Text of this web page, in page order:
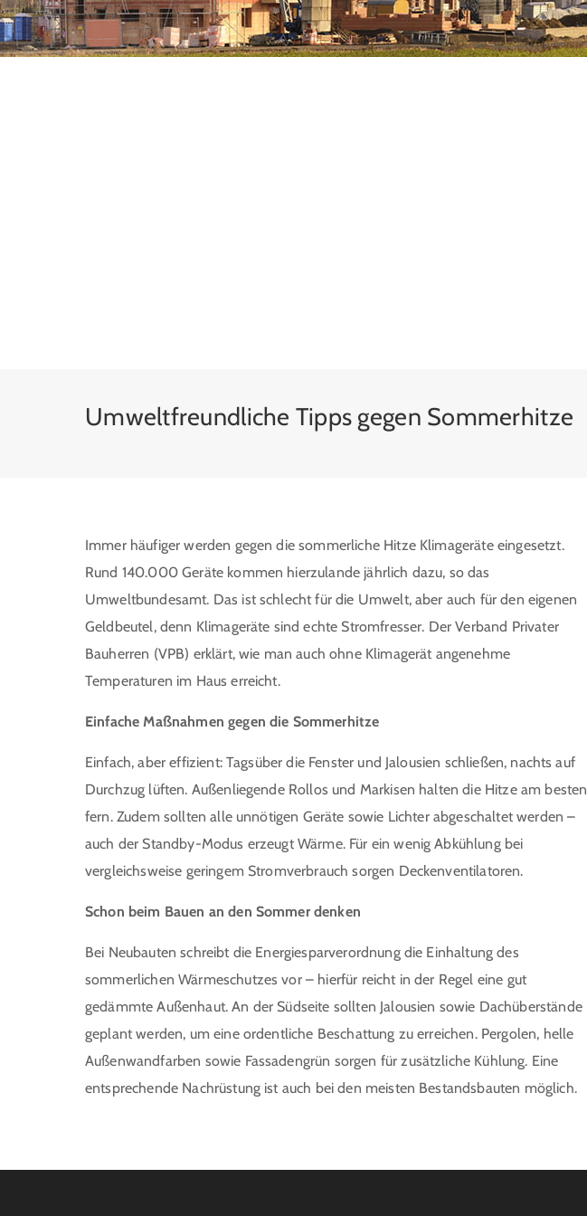
Umweltfreundliche Tipps gegen Sommerhitze
Immer häufiger werden gegen die sommerliche Hitze Klimageräte eingesetzt.
Rund 140.000 Geräte kommen hierzulande jährlich dazu, so das
Umweltbundesamt. Das ist schlecht für die Umwelt, aber auch für den eigenen
Geldbeutel, denn Klimageräte sind echte Stromfresser. Der Verband Privater
Bauherren (VPB) erklärt, wie man auch ohne Klimagerät angenehme
Temperaturen im Haus erreicht.
Einfache Maßnahmen gegen die Sommerhitze
Einfach, aber effizient: Tagsüber die Fenster und Jalousien schließen, nachts auf
Durchzug lüften. Außenliegende Rollos und Markisen halten die Hitze am besten
fern. Zudem sollten alle unnötigen Geräte sowie Lichter abgeschaltet werden –
auch der Standby-Modus erzeugt Wärme. Für ein wenig Abkühlung bei
vergleichsweise geringem Stromverbrauch sorgen Deckenventilatoren.
Schon beim Bauen an den Sommer denken
Bei Neubauten schreibt die Energiesparverordnung die Einhaltung des
sommerlichen Wärmeschutzes vor – hierfür reicht in der Regel eine gut
gedämmte Außenhaut. An der Südseite sollten Jalousien sowie Dachüberstände
geplant werden, um eine ordentliche Beschattung zu erreichen. Pergolen, helle
Außenwandfarben sowie Fassadengrün sorgen für zusätzliche Kühlung. Eine
entsprechende Nachrüstung ist auch bei den meisten Bestandsbauten möglich.